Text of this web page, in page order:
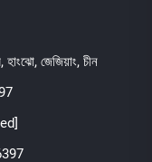
হাংঝো, জেজিয়াং, চীন